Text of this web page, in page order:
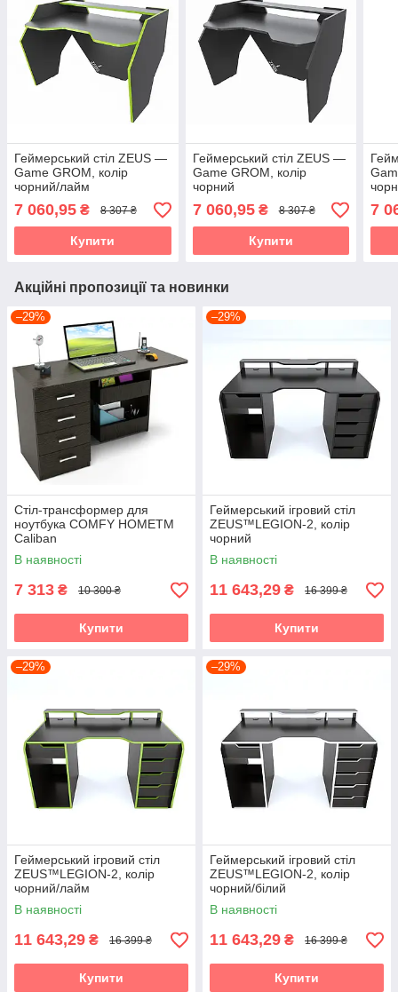
Геймерський стіл ZEUS —
Game GROM, колір
чорний/лайм
7 060,95 ₴ 8 307 ₴
Купити
Геймерський стіл ZEUS —
Game GROM, колір
чорний
7 060,95₴ 8 307 ₴
Купити
7
Акційні пропозиції та новинки
–29%
Стіл-трансформер для
ноутбука COMFY HOMETM
Caliban
В наявності
7 313 ₴ 10 300 ₴
Купити
–29%
Геймерський ігровий стіл
ZEUS™LEGION-2, колір
чорний
В наявності
11 643,29 ₴ 16 399 ₴
Купити
–29%
Геймерський ігровий стіл
ZEUS™LEGION-2, колір
чорний/лайм
В наявності
11 643,29 ₴ 16 399 ₴
Купити
–29%
Геймерський ігровий стіл
ZEUS™LEGION-2, колір
чорний/білий
В наявності
11 643,29 ₴ 16 399 ₴
Купити